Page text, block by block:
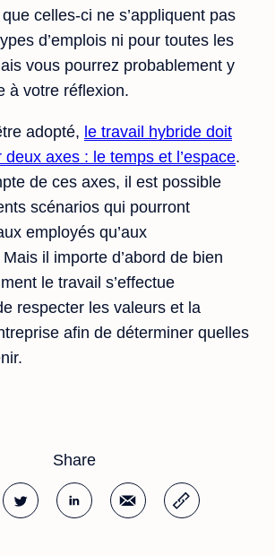
celles-ci ne s’appliquent pas
d’emplois ni pour toutes les
vous pourrez probablement y
à votre réflexion.
adopté, le travail hybride doit
axes : le temps et l’espace.
de ces axes, il est possible
scénarios qui pourront
employés qu’aux
il importe d’abord de bien
le travail s’effectue
respecter les valeurs et la
afin de déterminer quelles